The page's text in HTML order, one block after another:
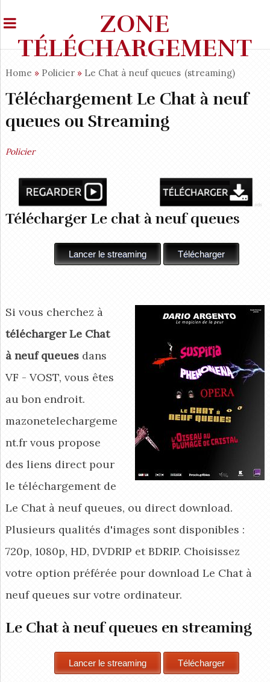
ZONE
TÉLÉCHARGEMENT
Home » Policier » Le Chat à neuf queues (streaming)
Téléchargement Le Chat à neuf
queues ou Streaming
Policier
Télécharger Le chat à neuf queues
Si vous cherchez à
télécharger Le Chat
à neuf queuesdans
VF - VOST, vous êtes
au bon endroit.
mazonetelechargeme
nt.fr vous propose
des liens direct pour
le téléchargement de
Le Chat à neuf queues, ou direct download.
Plusieurs qualités d'images sont disponibles :
720p, 1080p, HD, DVDRIP et BDRIP. Choisissez
votre option préférée pour download Le Chat à
neuf queues sur votre ordinateur.
Le Chat à neuf queues en streaming